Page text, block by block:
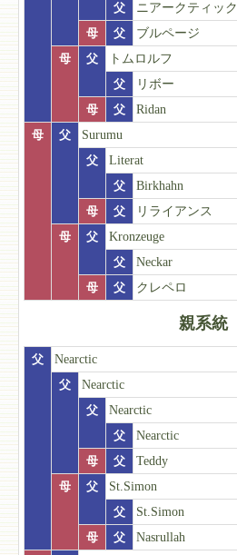
父
ニアークティック
母
父
ブルページ
母
父
トムロルフ
父
リボー
母
父
Ridan
母
父
Surumu
父
Literat
父
Birkhahn
母
父
リライアンス
母
父
Kronzeuge
父
Neckar
母
父 クレペロ
親系統
父
Nearctic
父
Nearctic
父
Nearctic
父
Nearctic
母
父
Teddy
母
父
St.Simon
父
St.Simon
母
父
Nasrullah